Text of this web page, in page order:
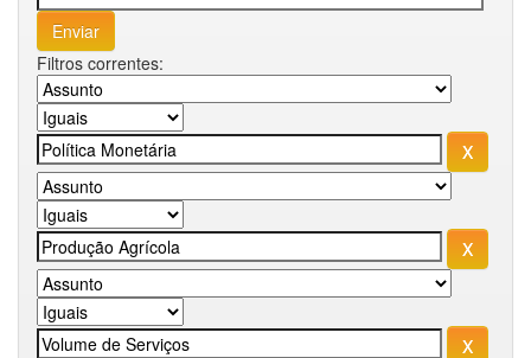
Filtros correntes: